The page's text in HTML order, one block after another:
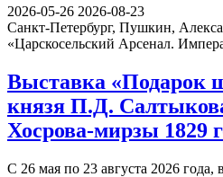
2026-05-26 2026-08-23
Санкт-Петербург, Пушкин,
«Царскосельский Арсенал.
Выставка «Подарок
князя П.Д.
Хосрова-мирзы 1829
С 26 мая по 23 августа 2026